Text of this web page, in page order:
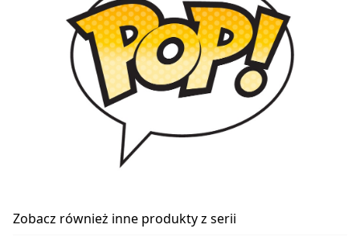
Zobacz również inne produkty z serii